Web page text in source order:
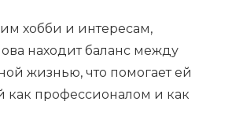
хобби и интересам,
находит баланс между
жизнью, что помогает ей
как профессионалом и как